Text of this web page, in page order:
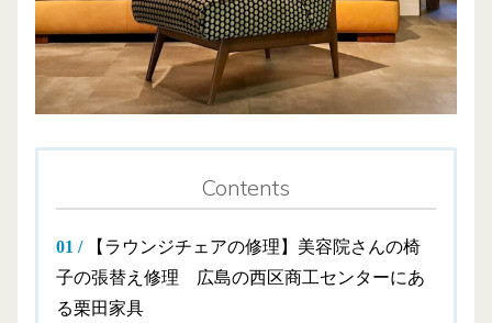
Contents
【ラウンジチェアの修理】美容院さんの椅
子の張替え修理 広島の西区商工センターにあ
る栗田家具